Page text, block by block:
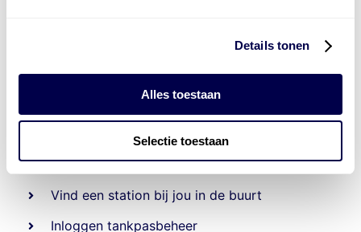
Details tonen
Alles toestaan
Selectie toestaan
tankstationsen duizenden
laadpassen
Den Hartog tank- en laadpas
Vind een station bij jou in de buurt
Inloggen tankpasbeheer